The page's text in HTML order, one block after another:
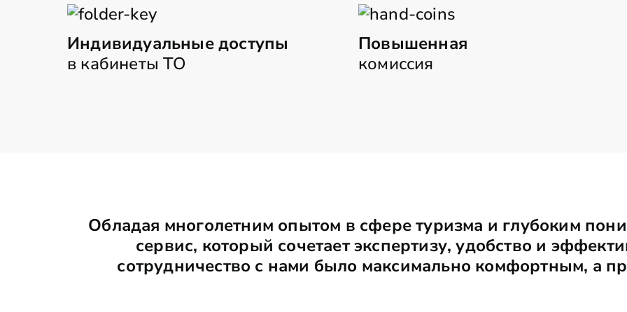
Индивидуальные доступы
в кабинеты ТО
Повышенная
комиссия
Обладая многолетним опытом в сфере туризма и глубоким
сервис, который сочетает экспертизу, удобство и
сотрудничество с нами было максимально комфортным, а